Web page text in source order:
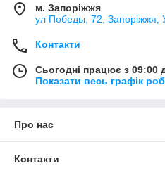
м. Запоріжжя
ул Победы, 72, Запоріжжя,
Контакти
Сьогодні працює з 09:00
Показати весь графік
Про нас
Контакти